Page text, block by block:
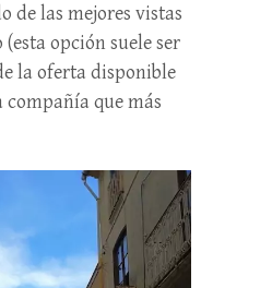
de las mejores vistas
opción suele ser
la oferta disponible
compañía que más